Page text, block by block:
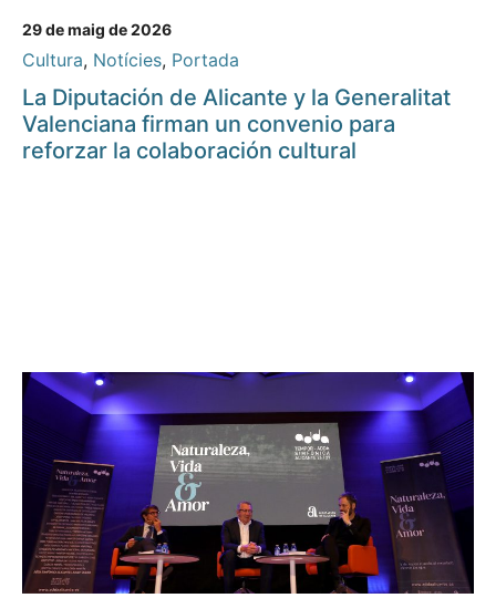
29 de maig de 2026
Cultura, Notícies, Portada
La Diputación de Alicante y la Generalitat
Valenciana firman un convenio para
reforzar la colaboración cultural